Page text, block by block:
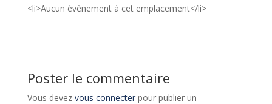
<li>Aucun évènement à cet emplacement</li>
Poster le commentaire
Vous devez vous connecterpour publier un